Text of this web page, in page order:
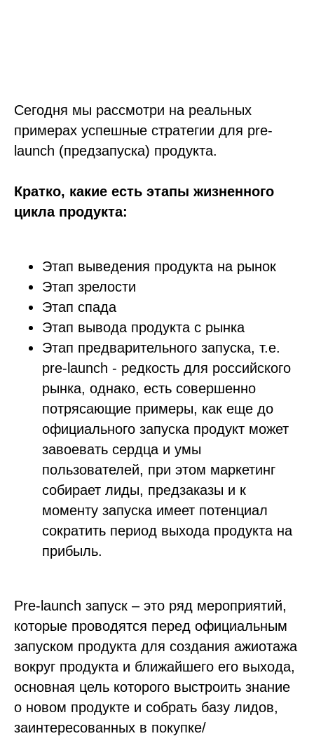
Сегодня мы рассмотри на реальных
примерах успешные стратегии для pre-
launch (предзапуска) продукта.
Кратко, какие есть этапы жизненного
цикла продукта:
Этап выведения продукта на рынок
Этап зрелости
Этап спада
Этап вывода продукта с рынка
Этап предварительного запуска, т.е.
pre-launch - редкость для российского
рынка, однако, есть совершенно
потрясающие примеры, как еще до
официального запуска продукт может
завоевать сердца и умы
пользователей, при этом маркетинг
собирает лиды, предзаказы и к
моменту запуска имеет потенциал
сократить период выхода продукта на
прибыль.
Pre-launch запуск – это ряд мероприятий,
которые проводятся перед официальным
запуском продукта для создания ажиотажа
вокруг продукта и ближайшего его выхода,
основная цель которого выстроить знание
о новом продукте и собрать базу лидов,
заинтересованных в покупке/